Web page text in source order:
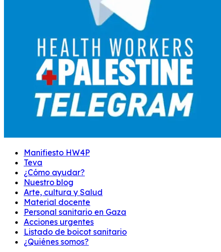
Manifiesto HW4P
Teva
¿Cómo ayudar?
Nuestro blog
Arte, cultura y Salud
Material docente
Personal sanitario en Gaza
Acciones urgentes
Listado de boicot sanitario
¿Quiénes somos?